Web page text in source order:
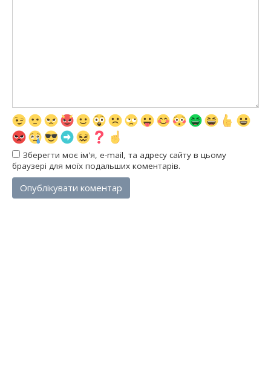
Зберегти моє ім'я, e-mail, та адресу сайту в цьому
браузері для моїх подальших коментарів.